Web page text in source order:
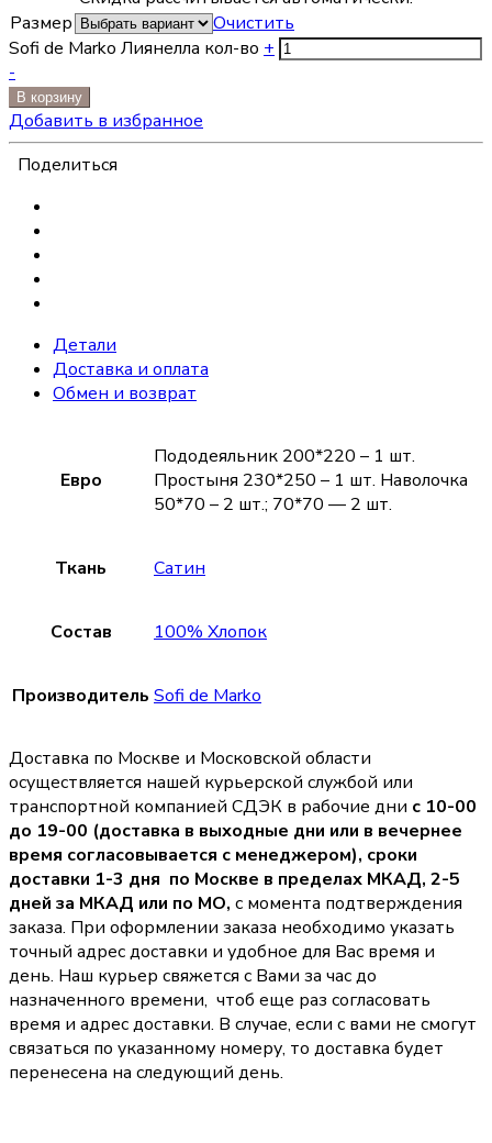
Размер
Очистить
Sofi de Marko Лиянелла кол-во +
-
В корзину
Добавить в избранное
Поделиться
Детали
Доставка и оплата
Обмен и возврат
Евро
Пододеяльник 200*220 – 1 шт.
Простыня 230*250 – 1 шт. Наволочка
50*70 – 2 шт.; 70*70 — 2 шт.
Ткань Сатин
Состав 100% Хлопок
Производитель Sofi de Marko
Доставка по Москве и Московской области
осуществляется нашей курьерской службой или
транспортной компанией СДЭК в рабочие дни с 10-00
до 19-00 (доставка в выходные дни или в вечернее
время согласовывается с менеджером), сроки
доставки 1-3 дня по Москве в пределах МКАД, 2-5
дней за МКАД или по МО, с момента подтверждения
заказа. При оформлении заказа необходимо указать
точный адрес доставки и удобное для Вас время и
день. Наш курьер свяжется с Вами за час до
назначенного времени, чтоб еще раз согласовать
время и адрес доставки. В случае, если с вами не смогут
связаться по указанному номеру, то доставка будет
перенесена на следующий день.